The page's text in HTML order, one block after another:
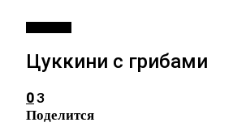
Цуккини с грибами
03
Поделится